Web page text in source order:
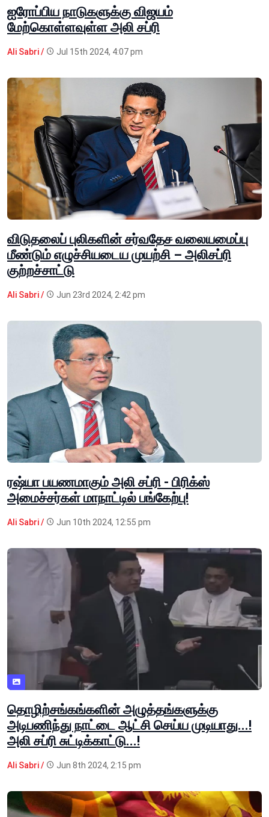
ஐரோப்பிய நாடுகளுக்கு விஜயம்
மேற்கொள்ளவுள்ள அலி சப்ரி
Ali Sabri / Jul 15th 2024, 4:07 pm
விடுதலைப் புலிகளின் சர்வதேச வலையமைப்பு
மீண்டும் எழுச்சியடைய முயற்சி – அலிசப்ரி
குற்றச்சாட்டு
Ali Sabri / Jun 23rd 2024, 2:42 pm
ரஷ்யா பயணமாகும் அலி சப்ரி - பிரிக்ஸ்
அமைச்சர்கள் மாநாட்டில் பங்கேற்பு!
Ali Sabri / Jun 10th 2024, 12:55 pm
தொழிற்சங்கங்களின் அழுத்தங்களுக்கு
அடிபணிந்து நாட்டை ஆட்சி செய்ய முடியாது...!
அலி சப்ரி சுட்டிக்காட்டு...!
Ali Sabri / Jun 8th 2024, 2:15 pm